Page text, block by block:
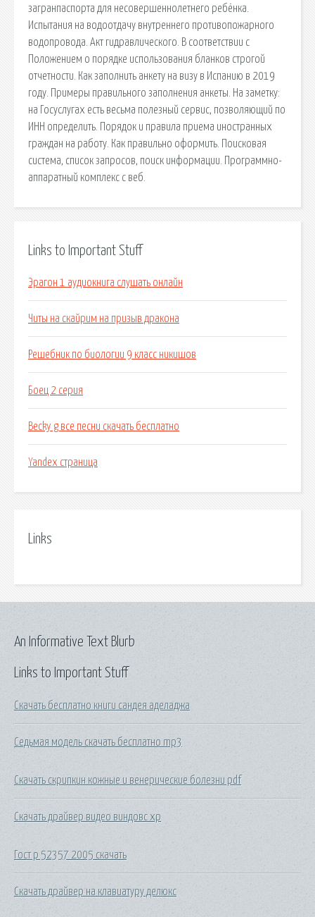
загранпаспорта для несовершеннолетнего ребёнка.
Испытания на водоотдачу внутреннего противопожарного
водопровода. Акт гидравлического. В соответствии с
Положением о порядке использования бланков строгой
отчетности. Как заполнить анкету на визу в Испанию в 2019
году. Примеры правильного заполнения анкеты. На заметку:
на Госуслугах есть весьма полезный сервис, позволяющий по
ИНН определить. Порядок и правила приема иностранных
граждан на работу. Как правильно оформить. Поисковая
сиcтема, список запросов, поиск информации. Программно-
аппаратный комплекс с веб.
Links to Important Stuff
Эрагон 1 аудиокнига слушать онлайн
Читы на скайрим на призыв дракона
Решебник по биологии 9 класс никишов
Боец 2 серия
Becky g все песни скачать бесплатно
Yandex страница
Links
Links to Important Stuff
Скачать бесплатно книги сандея аделаджа
Седьмая модель скачать бесплатно mp3
Скачать скрипкин кожные и венерические болезни pdf
Скачать драйвер видео виндовс хр
Гост р 52357 2005 скачать
Скачать драйвер на клавиатуру делюкс
An Informative Text Blurb